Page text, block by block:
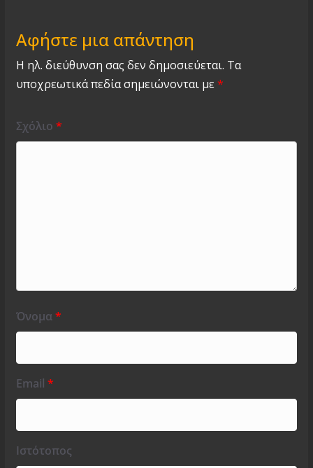
Αφήστε μια απάντηση
Η ηλ. διεύθυνση σας δεν δημοσιεύεται. Τα
υποχρεωτικά πεδία σημειώνονται με*
Σχόλιο *
Όνομα*
Email *
Ιστότοπος